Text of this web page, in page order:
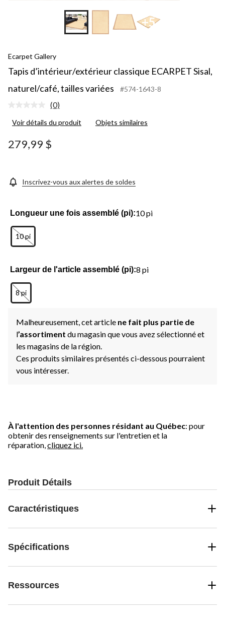
+5
Ecarpet Gallery
Tapis d’intérieur/extérieur classique ECARPET Sisal,
naturel/café, tailles variées
#574-1643-8
Aucune
pour
produit.
Lien
page.
(0)
Voir détails du produit Objets similaires
279,99 $
Inscrivez-vous aux alertes de soldes
Longueur une fois assemblé (pi):10 pi
10 pi
Largeur de l'article assemblé (pi):8 pi
8 pi
Malheureusement, cet article ne fait plus partie de
l’assortiment du magasin que vous avez sélectionné et
les magasins de la région.
Ces produits similaires présentés ci-dessous pourraient
vous intéresser.
À l'attention des personnes résidant au Québec: pour
obtenir des renseignements sur l'entretien et la
réparation, cliquez ici.
Produit Détails
Caractéristiques
Spécifications
Ressources